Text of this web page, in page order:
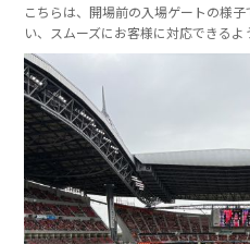
こちらは、開場前の入場ゲートの様
い、スムーズにお客様に対応できる